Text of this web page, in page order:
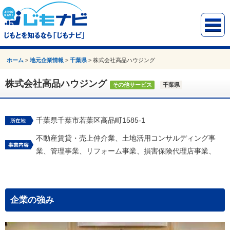
ホーム >地元企業情報 >千葉県 >株式会社高品ハウジング
株式会社高品ハウジング その他サービス 千葉県
千葉県千葉市若葉区高品町1585-1
不動産賃貸・売上仲介業、土地活用コンサルディング事
業、管理事業、リフォーム事業、損害保険代理店事業、
企業の強み